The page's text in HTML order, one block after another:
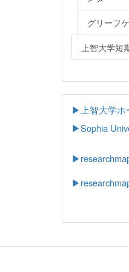
グリーフ
上智大学短
▶上智大学ホ
▶Sophia